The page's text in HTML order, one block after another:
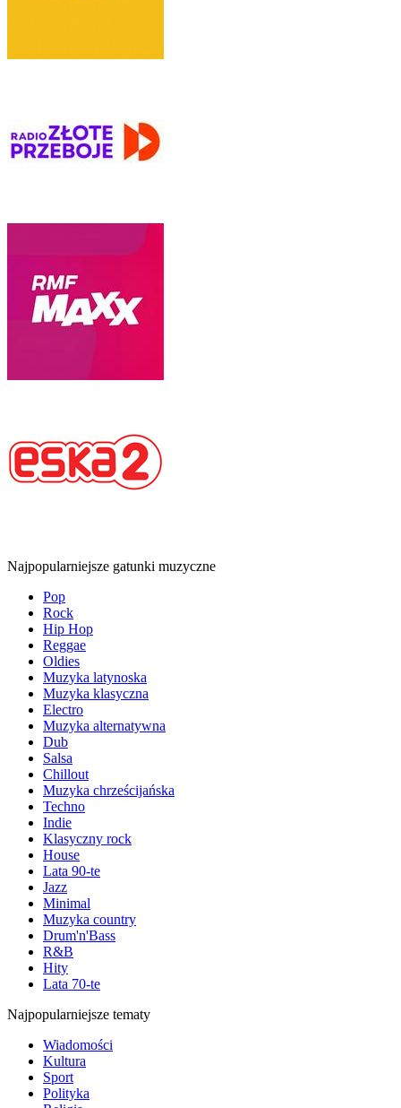
Najpopularniejsze gatunki muzyczne
Pop
Rock
Hip Hop
Reggae
Oldies
Muzyka latynoska
Muzyka klasyczna
Electro
Muzyka alternatywna
Dub
Salsa
Chillout
Muzyka chrześcijańska
Techno
Indie
Klasyczny rock
House
Lata 90-te
Jazz
Minimal
Muzyka country
Drum'n'Bass
R&B
Hity
Lata 70-te
Najpopularniejsze tematy
Wiadomości
Kultura
Sport
Polityka